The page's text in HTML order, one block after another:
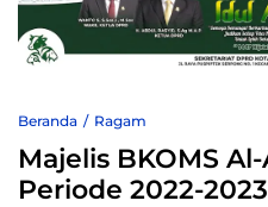
Beranda Ragam
Majelis BKOMS
Periode 2022-